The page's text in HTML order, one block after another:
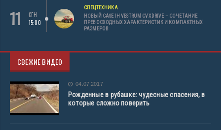
11
СЕН
15:00
СПЕЦТЕХНИКА
НОВЫЙ CASE IH VESTRUM CVXDRIVE – СОЧЕТАНИЕ
ПРЕВОСХОДНЫХ ХАРАКТЕРИСТИК И КОМПАКТНЫХ
РАЗМЕРОВ
СВЕЖИЕ ВИДЕО
04.07.2017
Рожденные в рубашке: чудесные спасения, в
которые сложно поверить